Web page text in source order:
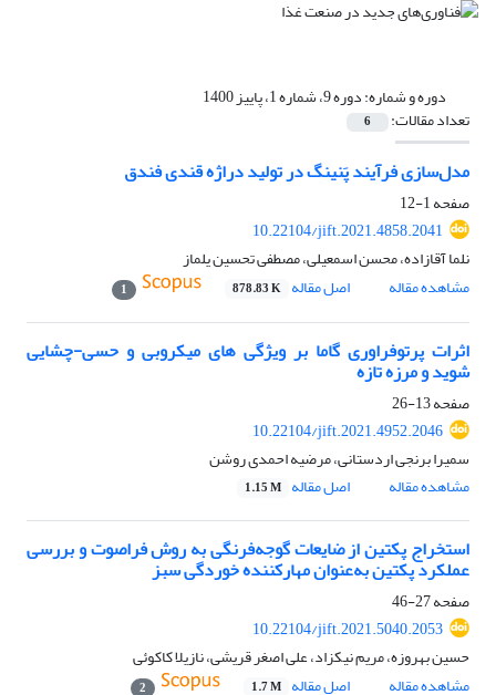
دوره و شماره:دوره 9، شماره 1، پاییز 1400
تعداد مقالات: 6
مدل‌سازی فرآیند پَنینگ در تولید دراژه قندی فندق
صفحه1-12
10.22104/jift.2021.4858.2041
نلما آقازاده، محسن اسمعیلی، مصطفی تحسین یلماز
مشاهده مقاله
اصل مقاله 878.83 K
1
اثرات پرتوفراوری گاما بر ویژگی های میکروبی و حسی-چشایی
شوید و مرزه تازه
صفحه13-26
10.22104/jift.2021.4952.2046
سمیرا برنجی اردستانی، مرضیه احمدی روشن
مشاهده مقاله
اصل مقاله 1.15 M
استخراج پکتین از ضایعات گوجه‌فرنگی به روش فراصوت و بررسی
عملکرد پکتین به‌عنوان مهارکننده خوردگی سبز
صفحه27-46
10.22104/jift.2021.5040.2053
حسین بهروزه، مریم نیکزاد، علی اصغر قریشی، نازیلا کاکوئی
مشاهده مقاله
اصل مقاله 1.7 M
2